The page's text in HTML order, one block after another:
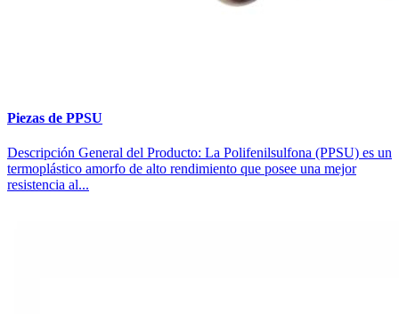
Piezas de PPSU
Descripción General del Producto: La Polifenilsulfona (PPSU) es un
termoplástico amorfo de alto rendimiento que posee una mejor
resistencia al...